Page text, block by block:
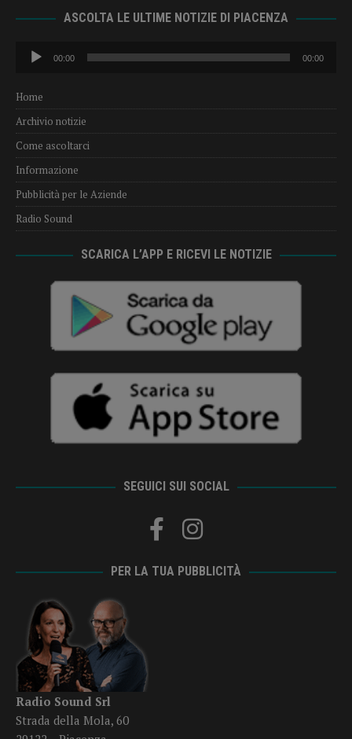
ASCOLTA LE ULTIME NOTIZIE DI PIACENZA
Audio
Player
00:00 00:00
Home
Archivio notizie
Come ascoltarci
Informazione
Pubblicità per le Aziende
Radio Sound
SCARICA L’APP E RICEVI LE NOTIZIE
SEGUICI SUI SOCIAL
PER LA TUA PUBBLICITÀ
Radio Sound Srl
Strada della Mola, 60